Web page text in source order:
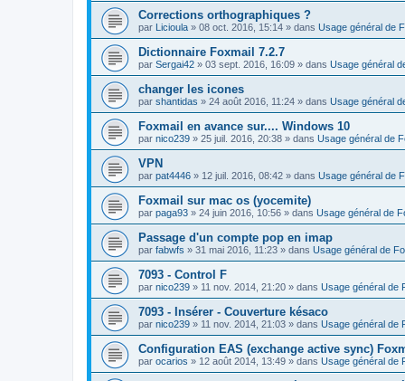
Corrections orthographiques ?
par Licioula » 08 oct. 2016, 15:14 » dans Usage général de
Dictionnaire Foxmail 7.2.7
par Sergai42 » 03 sept. 2016, 16:09 » dans Usage général
changer les icones
par shantidas » 24 août 2016, 11:24 » dans Usage général
Foxmail en avance sur.... Windows 10
par nico239 » 25 juil. 2016, 20:38 » dans Usage général de
VPN
par pat4446 » 12 juil. 2016, 08:42 » dans Usage général de
Foxmail sur mac os (yocemite)
par paga93 » 24 juin 2016, 10:56 » dans Usage général de
Passage d'un compte pop en imap
par fabwfs » 31 mai 2016, 11:23 » dans Usage général de
7093 - Control F
par nico239 » 11 nov. 2014, 21:20 » dans Usage général de
7093 - Insérer - Couverture késaco
par nico239 » 11 nov. 2014, 21:03 » dans Usage général de
Configuration EAS (exchange active sync)
par ocarios » 12 août 2014, 13:49 » dans Usage général de